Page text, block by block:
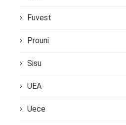
Fuvest
Prouni
Sisu
UEA
Uece